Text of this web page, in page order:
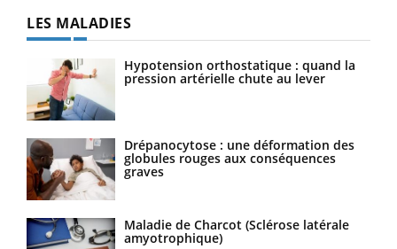
LES MALADIES
Hypotension orthostatique : quand la
pression artérielle chute au lever
Drépanocytose : une déformation des
globules rouges aux conséquences
graves
Maladie de Charcot (Sclérose latérale
amyotrophique)